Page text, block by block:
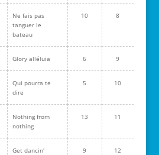
Ne fais pas
tanguer le
bateau
10 8
Glory alléluia 6 9
Qui pourra te
dire
5 10
Nothing from
nothing
13 11
Get dancin' 9 12